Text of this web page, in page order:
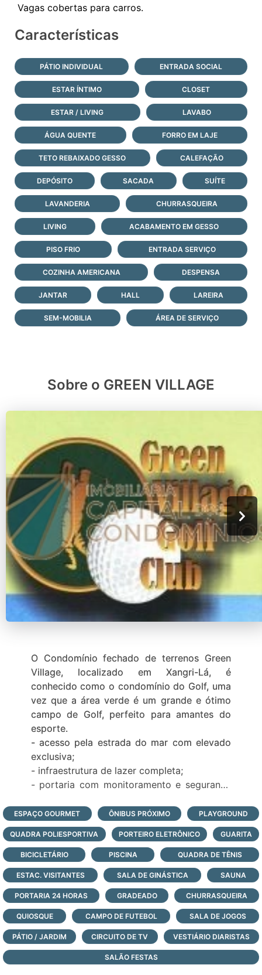
Características
PÁTIO INDIVIDUAL ENTRADA SOCIAL
ESTAR ÍNTIMO CLOSET
ESTAR / LIVING LAVABO
ÁGUA QUENTE FORRO EM LAJE
TETO REBAIXADO GESSO CALEFAÇÃO
DEPÓSITO SACADA SUÍTE
LAVANDERIA CHURRASQUEIRA
LIVING ACABAMENTO EM GESSO
PISO FRIO ENTRADA SERVIÇO
COZINHA AMERICANA DESPENSA
JANTAR HALL LAREIRA
SEM-MOBILIA ÁREA DE SERVIÇO
Sobre o GREEN VILLAGE
O Condomínio fechado de terrenos Green
Village, localizado em Xangri-Lá, é
conhecido como o condomínio do Golf, uma
vez que a área verde é um grande e ótimo
campo de Golf, perfeito para amantes do
esporte.
- acesso pela estrada do mar com elevado
exclusiva;
- infraestrutura de lazer completa;
- portaria com monitoramento e segurança
Veja todas as opções de lotes e casas à
venda neste condomínio fechado, logo
abaixo, e agende a sua visita com nossos
corretores agora mesmo!
ESPAÇO GOURMET ÔNIBUS PRÓXIMO PLAYGROUND
QUADRA POLIESPORTIVA PORTEIRO ELETRÔNICO GUARITA
BICICLETÁRIO PISCINA QUADRA DE TÊNIS
ESTAC. VISITANTES SALA DE GINÁSTICA SAUNA
PORTARIA 24 HORAS GRADEADO CHURRASQUEIRA
QUIOSQUE CAMPO DE FUTEBOL SALA DE JOGOS
PÁTIO / JARDIM CIRCUITO DE TV VESTIÁRIO DIARISTAS
SALÃO FESTAS